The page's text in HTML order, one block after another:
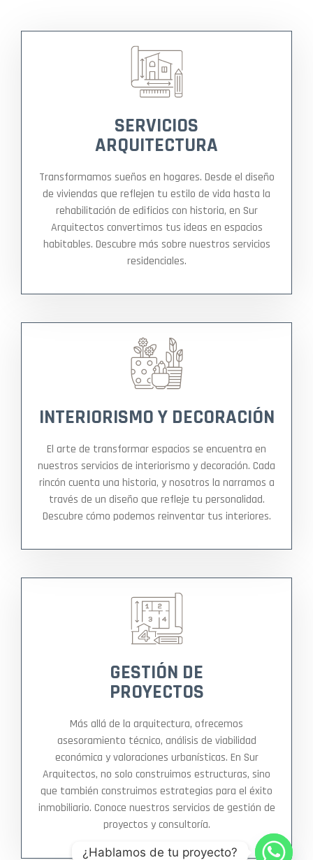
SERVICIOS
ARQUITECTURA
Transformamos sueños en hogares. Desde el diseño
de viviendas que reflejen tu estilo de vida hasta la
rehabilitación de edificios con historia, en Sur
Arquitectos convertimos tus ideas en espacios
habitables. Descubre más sobre nuestros servicios
residenciales.
INTERIORISMO Y DECORACIÓN
El arte de transformar espacios se encuentra en
nuestros servicios de interiorismo y decoración. Cada
rincón cuenta una historia, y nosotros la narramos a
través de un diseño que refleje tu personalidad.
Descubre cómo podemos reinventar tus interiores.
GESTIÓN DE
PROYECTOS
Más allá de la arquitectura, ofrecemos
asesoramiento técnico, análisis de viabilidad
económica y valoraciones urbanísticas. En Sur
Arquitectos, no solo construimos estructuras, sino
que también construimos estrategias para el éxito
inmobiliario. Conoce nuestros servicios de gestión de
proyectos y consultoría.
¿Hablamos de tu proyecto?